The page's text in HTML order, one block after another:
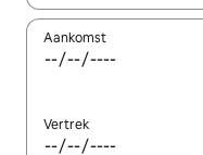
Aankomst
Vertrek